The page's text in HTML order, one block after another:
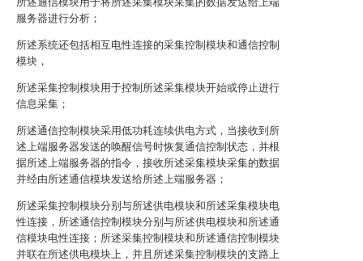
服务器进行分析；
所述系统还包括相互电性连接的采集控制模块和通信控制
模块，
所述采集控制模块用于控制所述采集模块开始或停止进行
信息采集；
所述通信控制模块采用低功耗连续供电方式，当接收到所
述上端服务器发送的唤醒信号时恢复通信控制状态，并根
据所述上端服务器的指令，接收所述采集模块采集的数据
并经由所述通信模块发送给所述上端服务器；
所述采集控制模块分别与所述供电模块和所述采集模块电
性连接，所述通信控制模块分别与所述供电模块和所述通
信模块电性连接；所述采集控制模块和所述通信控制模块
并联在所述供电模块上，并且所述采集控制模块的支路上